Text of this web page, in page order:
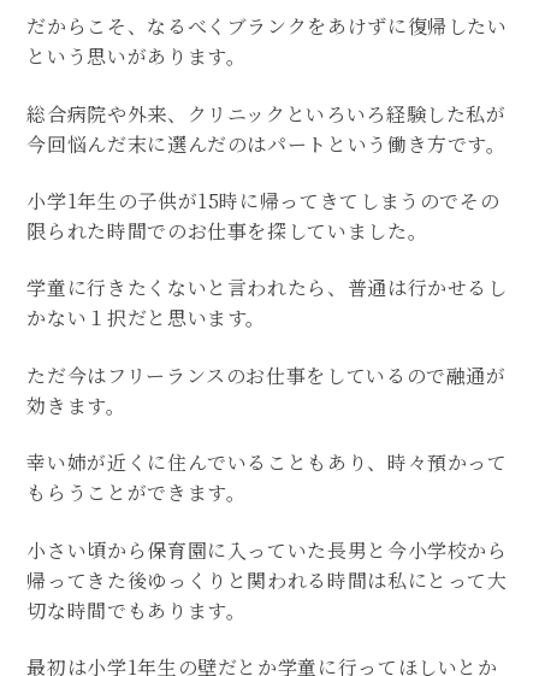
だからこそ、なるべくブランクをあけずに復帰したい
という思いがあります。
総合病院や外来、クリニックといろいろ経験した私が
今回悩んだ末に選んだのはパートという働き方です。
小学1年生の子供が15時に帰ってきてしまうのでその
限られた時間でのお仕事を探していました。
学童に行きたくないと言われたら、普通は行かせるし
かない１択だと思います。
ただ今はフリーランスのお仕事をしているので融通が
効きます。
幸い姉が近くに住んでいることもあり、時々預かって
もらうことができます。
小さい頃から保育園に入っていた長男と今小学校から
帰ってきた後ゆっくりと関われる時間は私にとって大
切な時間でもあります。
最初は小学1年生の壁だとか学童に行ってほしいとか